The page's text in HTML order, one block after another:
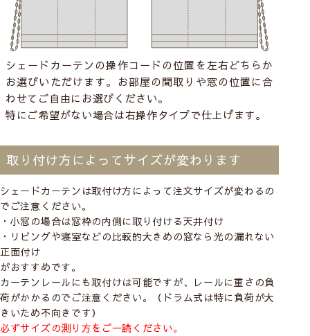
シェードカーテンの操作コードの位置を左右どちらか
お選びいただけます。お部屋の間取りや窓の位置に合
わせてご自由にお選びください。
特にご希望がない場合は右操作タイプで仕上げます。
取り付け方によってサイズが変わります
シェードカーテンは取付け方によって注文サイズが変わるの
でご注意ください。
・小窓の場合は窓枠の内側に取り付ける天井付け
・リビングや寝室などの比較的大きめの窓なら光の漏れない
正面付け
がおすすめです。
カーテンレールにも取付けは可能ですが、レールに重さの負
荷がかかるのでご注意ください。（ドラム式は特に負荷が大
きいため不向きです）
必ずサイズの測り方をご一読ください。